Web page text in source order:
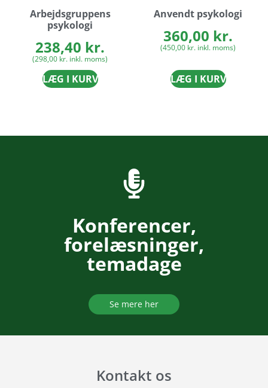
Arbejdsgruppens
psykologi
238,40 kr.
(298,00 kr. inkl. moms)
LÆG I KURV
Anvendt psykologi
360,00 kr.
(450,00 kr. inkl. moms)
LÆG I KURV
Konferencer,
forelæsninger,
temadage
Se mere her
Kontakt os